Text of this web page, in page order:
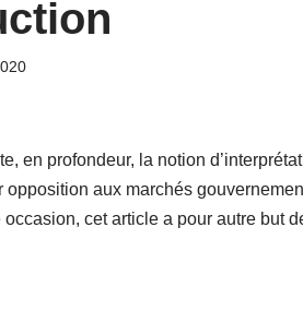
en profondeur, la notion
opposition aux marchés
cet article a pour autre but